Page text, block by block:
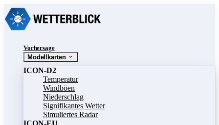
Vorhersage
Modellkarten
ICON-D2
Temperatur
Windböen
Niederschlag
Signifikantes Wetter
Simuliertes Radar
ICON-EU